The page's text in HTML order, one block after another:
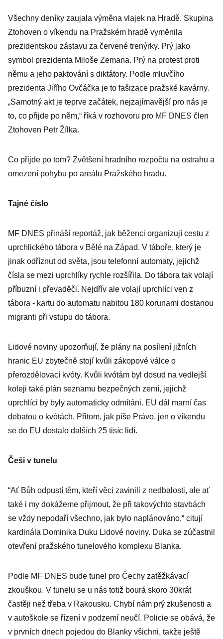
Všechny deníky zaujala výměna vlajek na Hradě. Skupina
Ztohoven o víkendu na Pražském hradě vyměnila
prezidentskou zástavu za červené trenýrky. Prý jako
symbol prezidenta Miloše Zemana. Prý na protest proti
němu a jeho paktování s diktátory. Podle mluvčího
prezidenta Jiřího Ovčáčka je to fašizace pražské kavárny.
„Samotný akt je teprve začátek, nejzajímavější pro nás je
to, co přijde po něm,“ říká v rozhovoru pro MF DNES člen
Ztohoven Petr Žílka.
Co přijde po tom? Zvětšení hradního rozpočtu na ostrahu a
omezení pohybu po areálu Pražského hradu.
Tajné číslo
MF DNES přináší reportáž, jak běženci organizují cestu z
uprchlického tábora v Bělé na Západ. V táboře, který je
jinak odříznut od světa, jsou telefonní automaty, jejichž
čísla se mezi uprchlíky rychle rozšířila. Do tábora tak volají
příbuzní i převaděči. Nejdřív ale volají uprchlíci ven z
tábora - kartu do automatu nabitou 180 korunami dostanou
migranti při vstupu do tábora.
Lidové noviny upozorňují, že plány na posílení jižních
hranic EU zbytečně stojí kvůli zákopové válce o
přerozdělovací kvóty. Kvůli kvótám byl dosud na vedlejší
koleji také plán seznamu bezpečných zemí, jejichž
uprchlíci by byly automaticky odmítáni. EU dál marní čas
debatou o kvótách. Přitom, jak píše Právo, jen o víkendu
se do EU dostalo dalších 25 tisíc lidí.
Češi v tunelu
“Ať Bůh odpustí těm, kteří věci zavinili z nedbalosti, ale ať
také i my dokážeme přijmout, že při takovýchto stavbách
se vždy nepodaří všechno, jak bylo naplánováno,“ citují
kardinála Dominika Duku Lidové noviny. Duka se zúčastnil
otevření pražského tunelového komplexu Blanka.
Podle MF DNES bude tunel pro Čechy zatěžkávací
zkouškou. V tunelu se u nás totiž bourá skoro 30krát
častěji než třeba v Rakousku. Chybí nám prý zkušenosti a
v autoškole se řízení v podzemí neučí. Policie se obává, že
v prvních dnech pojedou do Blanky všichni, takže ještě